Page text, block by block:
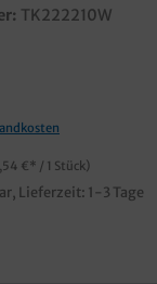
Deckel stabil und
TK222210W
€* / 1 Stück)
Lieferzeit: 1-3 Tage